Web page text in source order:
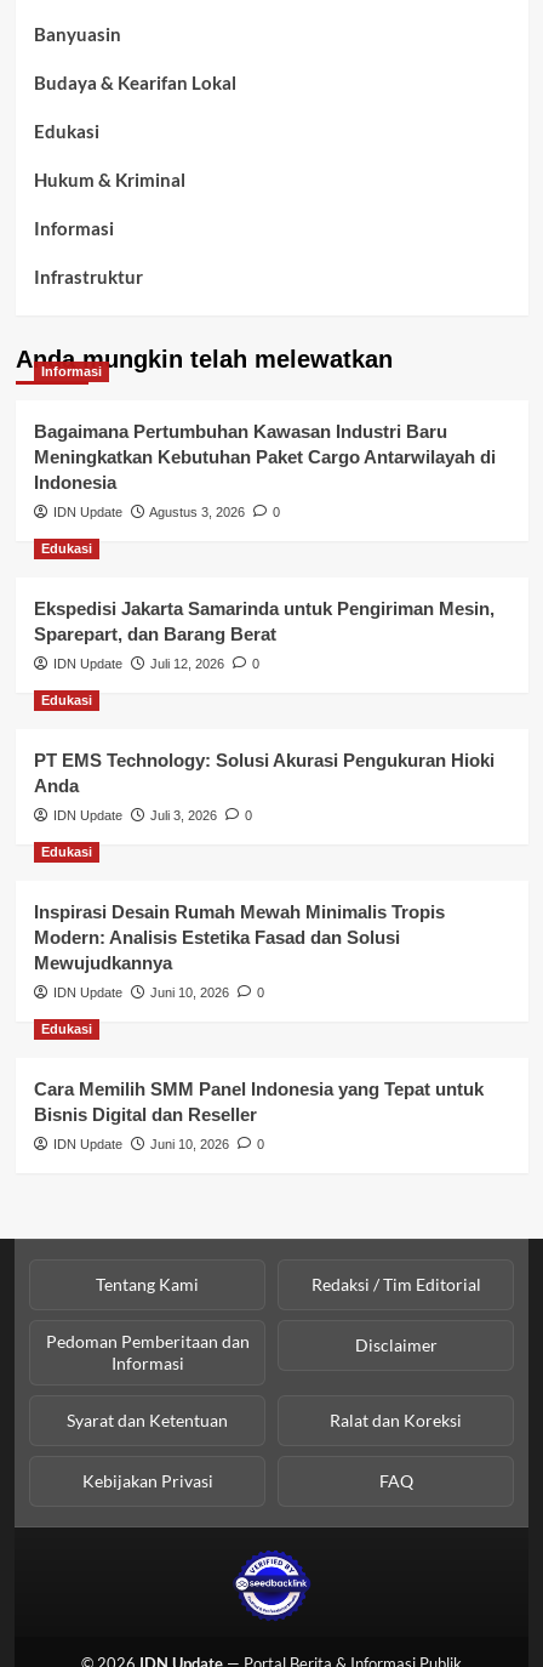
Banyuasin
Budaya & Kearifan Lokal
Edukasi
Hukum & Kriminal
Informasi
Infrastruktur
Kepegawaian & ASN Banyuasin
Kesehatan
Keuangan
Lalu Lintas
Layanan Publik Kabupaten Banyuasin
Nasional
Pemerintahan
Pendidikan
Perbankan & Keuangan
Perpajakan & Keuangan
Profil Wilayah Banyuasin
Sosial & Budaya
Sosial & Kesejahteraan
Anda mungkin telah melewatkan
Informasi
Bagaimana Pertumbuhan Kawasan Industri Baru
Meningkatkan Kebutuhan Paket Cargo Antarwilayah di
Indonesia
IDN Update Agustus 3, 2026 0
Edukasi
Ekspedisi Jakarta Samarinda untuk Pengiriman Mesin,
Sparepart, dan Barang Berat
IDN Update Juli 12, 2026 0
Edukasi
PT EMS Technology: Solusi Akurasi Pengukuran Hioki
Anda
IDN Update Juli 3, 2026 0
Edukasi
Inspirasi Desain Rumah Mewah Minimalis Tropis
Modern: Analisis Estetika Fasad dan Solusi
Mewujudkannya
IDN Update Juni 10, 2026 0
Edukasi
Cara Memilih SMM Panel Indonesia yang Tepat untuk
Bisnis Digital dan Reseller
IDN Update Juni 10, 2026 0
Tentang Kami Redaksi / Tim Editorial
Pedoman Pemberitaan dan
Informasi
Disclaimer
Syarat dan Ketentuan Ralat dan Koreksi
Kebijakan Privasi FAQ
© 2026 IDN Update — Portal Berita & Informasi Publik